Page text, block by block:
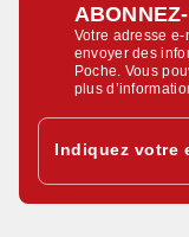
Votre adresse
envoyer des
Poche. Vous
plus
Indiquez votre